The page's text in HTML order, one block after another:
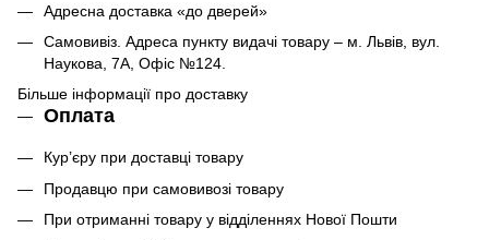
Адресна доставка «до дверей»
Самовивіз. Адреса пункту видачі товару – м. Львів, вул.
Наукова, 7А, Офіс №124.
Більше інформації про доставку
Оплата
Кур’єру при доставці товару
Продавцю при самовивозі товару
При отриманні товару у відділеннях Нової Пошти